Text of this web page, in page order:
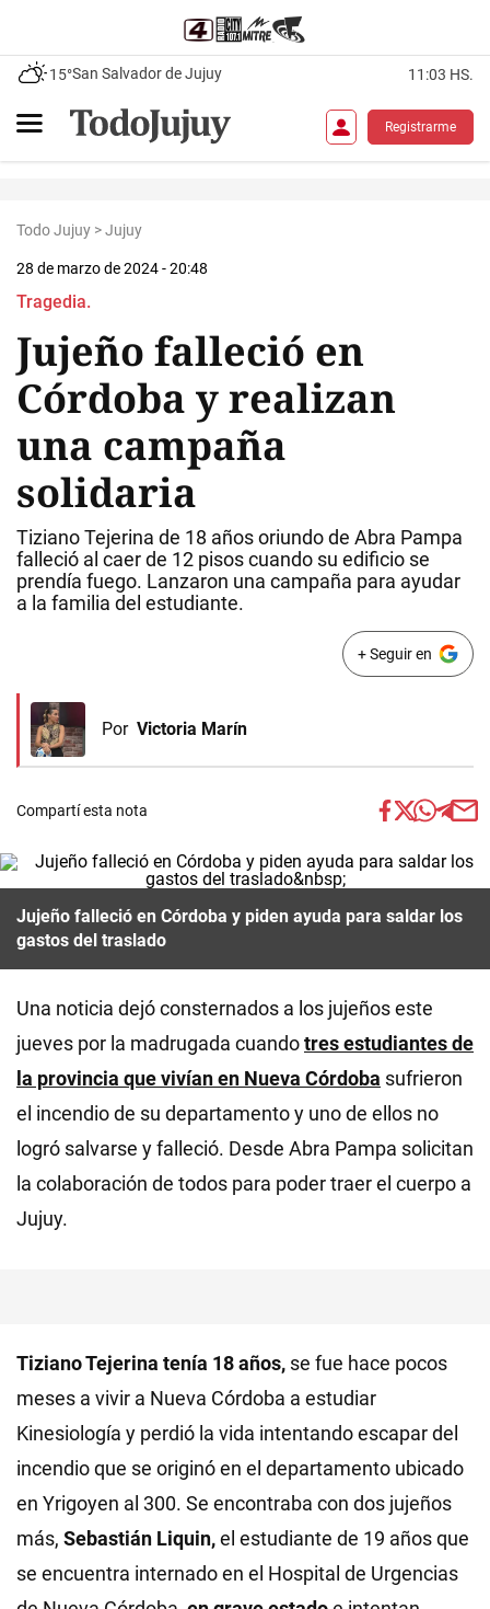
15°San Salvador de Jujuy 11:03 HS.
Registrarme
Todo Jujuy >Jujuy
28 de marzo de 2024 - 20:48
Tragedia.
Jujeño falleció en
Córdoba y realizan
una campaña
solidaria
Tiziano Tejerina de 18 años oriundo de Abra Pampa
falleció al caer de 12 pisos cuando su edificio se
prendía fuego. Lanzaron una campaña para ayudar
a la familia del estudiante.
+ Seguir en
Por Victoria Marín
Compartí esta nota
Jujeño falleció en Córdoba y piden ayuda para saldar los
gastos del traslado
Una noticia dejó consternados a los jujeños este
jueves por la madrugada cuandotres estudiantes de
la provincia que vivían en Nueva Córdoba sufrieron
el incendio de su departamento y uno de ellos no
logró salvarse y falleció. Desde Abra Pampa solicitan
la colaboración de todos para poder traer el cuerpo a
Jujuy.
Tiziano Tejerina tenía 18 años, se fue hace pocos
meses a vivir a Nueva Córdoba a estudiar
Kinesiología y perdió la vida intentando escapar del
incendio que se originó en el departamento ubicado
en Yrigoyen al 300. Se encontraba con dos jujeños
más, Sebastián Liquin,el estudiante de 19 años que
se encuentra internado en el Hospital de Urgencias